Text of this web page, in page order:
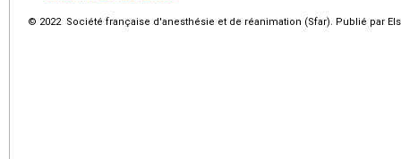
© 2022 Société française d'anesthésie et de réanimation (Sfar). Publié par